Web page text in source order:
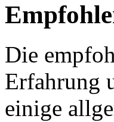
Die
Erfahrung
einige